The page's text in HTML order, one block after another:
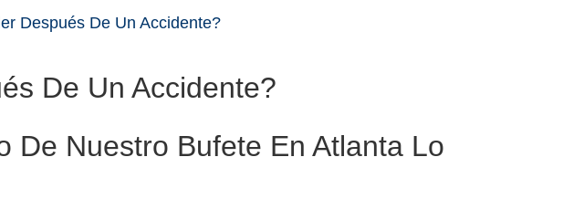
Después De Un Accidente?
De Un Accidente?
De Nuestro Bufete En Atlanta Lo